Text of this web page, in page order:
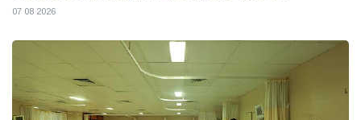
07 08 2026